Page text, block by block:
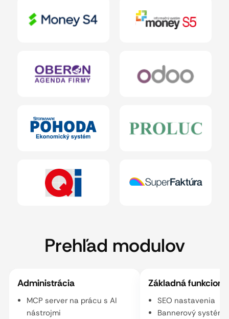
Prehľad modulov
Administrácia
MCP server na prácu s AI
nástrojmi
Základná
SEO nastavenia
Bannerový systém